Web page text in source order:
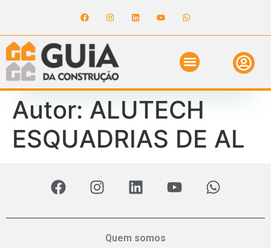
Autor: ALUTECH
ESQUADRIAS DE AL
Quem somos